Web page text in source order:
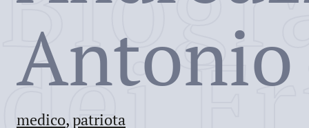
Antonio
medico,patriota